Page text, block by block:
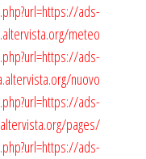
ads-
meteo
ads-
nuovo
ads-
pages/
ads-